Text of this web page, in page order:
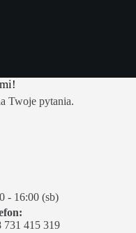
Twoje pytania.
- 16:00 (sb)
731 415 319